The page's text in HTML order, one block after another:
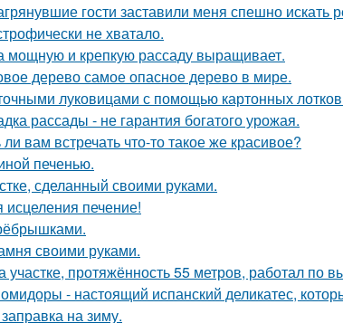
гости заставили меня спешно искать
не хватало.
мощную и крепкую рассаду выращивает.
дерево самое опасное дерево в мире.
луковицами с помощью картонных
рассады - не гарантия богатого урожая.
вам встречать что-то такое же красивое?
печенью.
сделанный своими руками.
исцеления печение!
своими руками.
участке, протяжённость 55 метров, работал по
- настоящий испанский деликатес,
на зиму.